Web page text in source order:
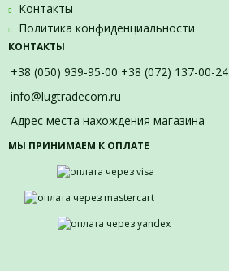
Контакты
Политика конфиденциальности
КОНТАКТЫ
+38 (050) 939-95-00 +38 (072) 137-00-24
info@lugtradecom.ru
Адрес места нахождения магазина
МЫ ПРИНИМАЕМ К ОПЛАТЕ